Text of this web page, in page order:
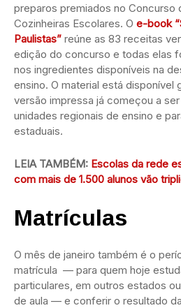
preparos premiados no Concurso
Cozinheiras Escolares. O e-book
Paulistas” reúne as 83 receitas
edição do concurso e todas elas
nos ingredientes disponíveis na
ensino. O material está disponível
versão impressa já começou a ser
unidades regionais de ensino e
estaduais.
LEIA TAMBÉM: Escolas da rede
com mais de 1.500 alunos vão
Matrículas
O mês de janeiro também é o
matrícula — para quem hoje
particulares, em outros estados
de aula — e conferir o resultado